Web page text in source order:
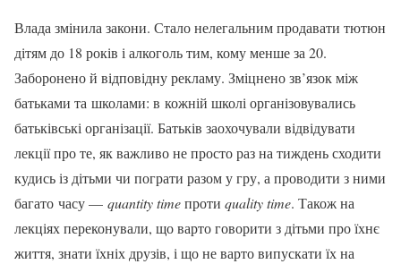
Влада змінила закони. Стало нелегальним продавати тютюн
дітям до 18 років і алкоголь тим, кому менше за 20.
Заборонено й відповідну рекламу. Зміцнено зв’язок між
батьками та школами: в кожній школі організовувались
батьківські організації. Батьків заохочували відвідувати
лекції про те, як важливо не просто раз на тиждень сходити
кудись із дітьми чи пограти разом у гру, а проводити з ними
багато часу — quantity timeпроти quality time. Також на
лекціях переконували, що варто говорити з дітьми про їхнє
життя, знати їхніх друзів, і що не варто випускати їх на